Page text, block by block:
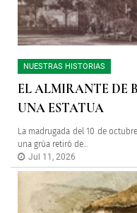
NUESTRAS HISTORIAS
EL ALMIRANTE DE
UNA ESTATUA
La madrugada del 10 de
una grúa retiró de...
Jul 11, 2026